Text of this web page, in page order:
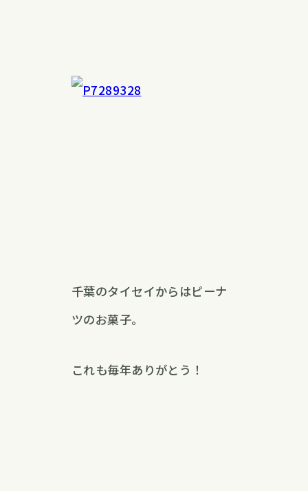
千葉のタイセイからはピーナ
ツのお菓子。
これも毎年ありがとう！